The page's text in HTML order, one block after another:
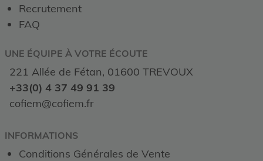
Recrutement
FAQ
UNE ÉQUIPE À VOTRE ÉCOUTE
221 Allée de Fétan, 01600 TREVOUX
+33(0) 4 37 49 91 39
cofiem@cofiem.fr
INFORMATIONS
Conditions Générales de Vente